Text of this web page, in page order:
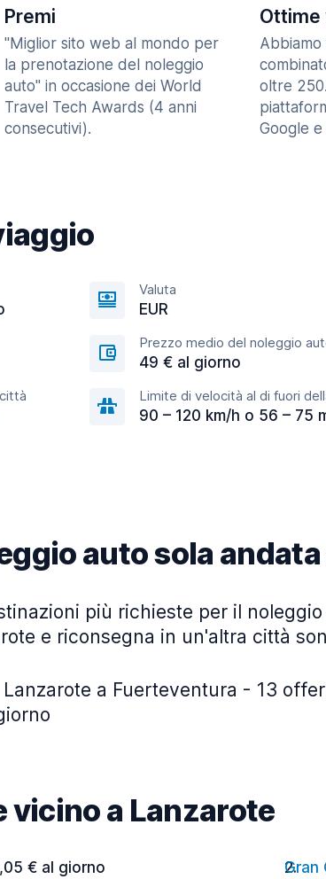
Premi
"Miglior sito web al mondo per
la prenotazione del noleggio
auto" in occasione dei World
Travel Tech Awards (4 anni
consecutivi).
Ottime
oltre
Google
Valuta
EUR
Prezzo medio del noleggio
49 € al giorno
Limite di velocità al di fuori
90 – 120 km/h o 56 – 75
auto sola
più richieste per il
e riconsegna in un'altra città
Lanzarote a Fuerteventura - 13
vicino a Lanzarote
€ al giorno Gran